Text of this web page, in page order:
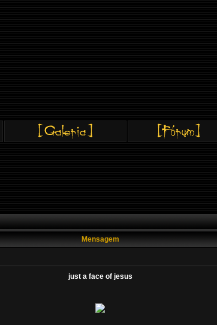
Mensagem
just a face of jesus